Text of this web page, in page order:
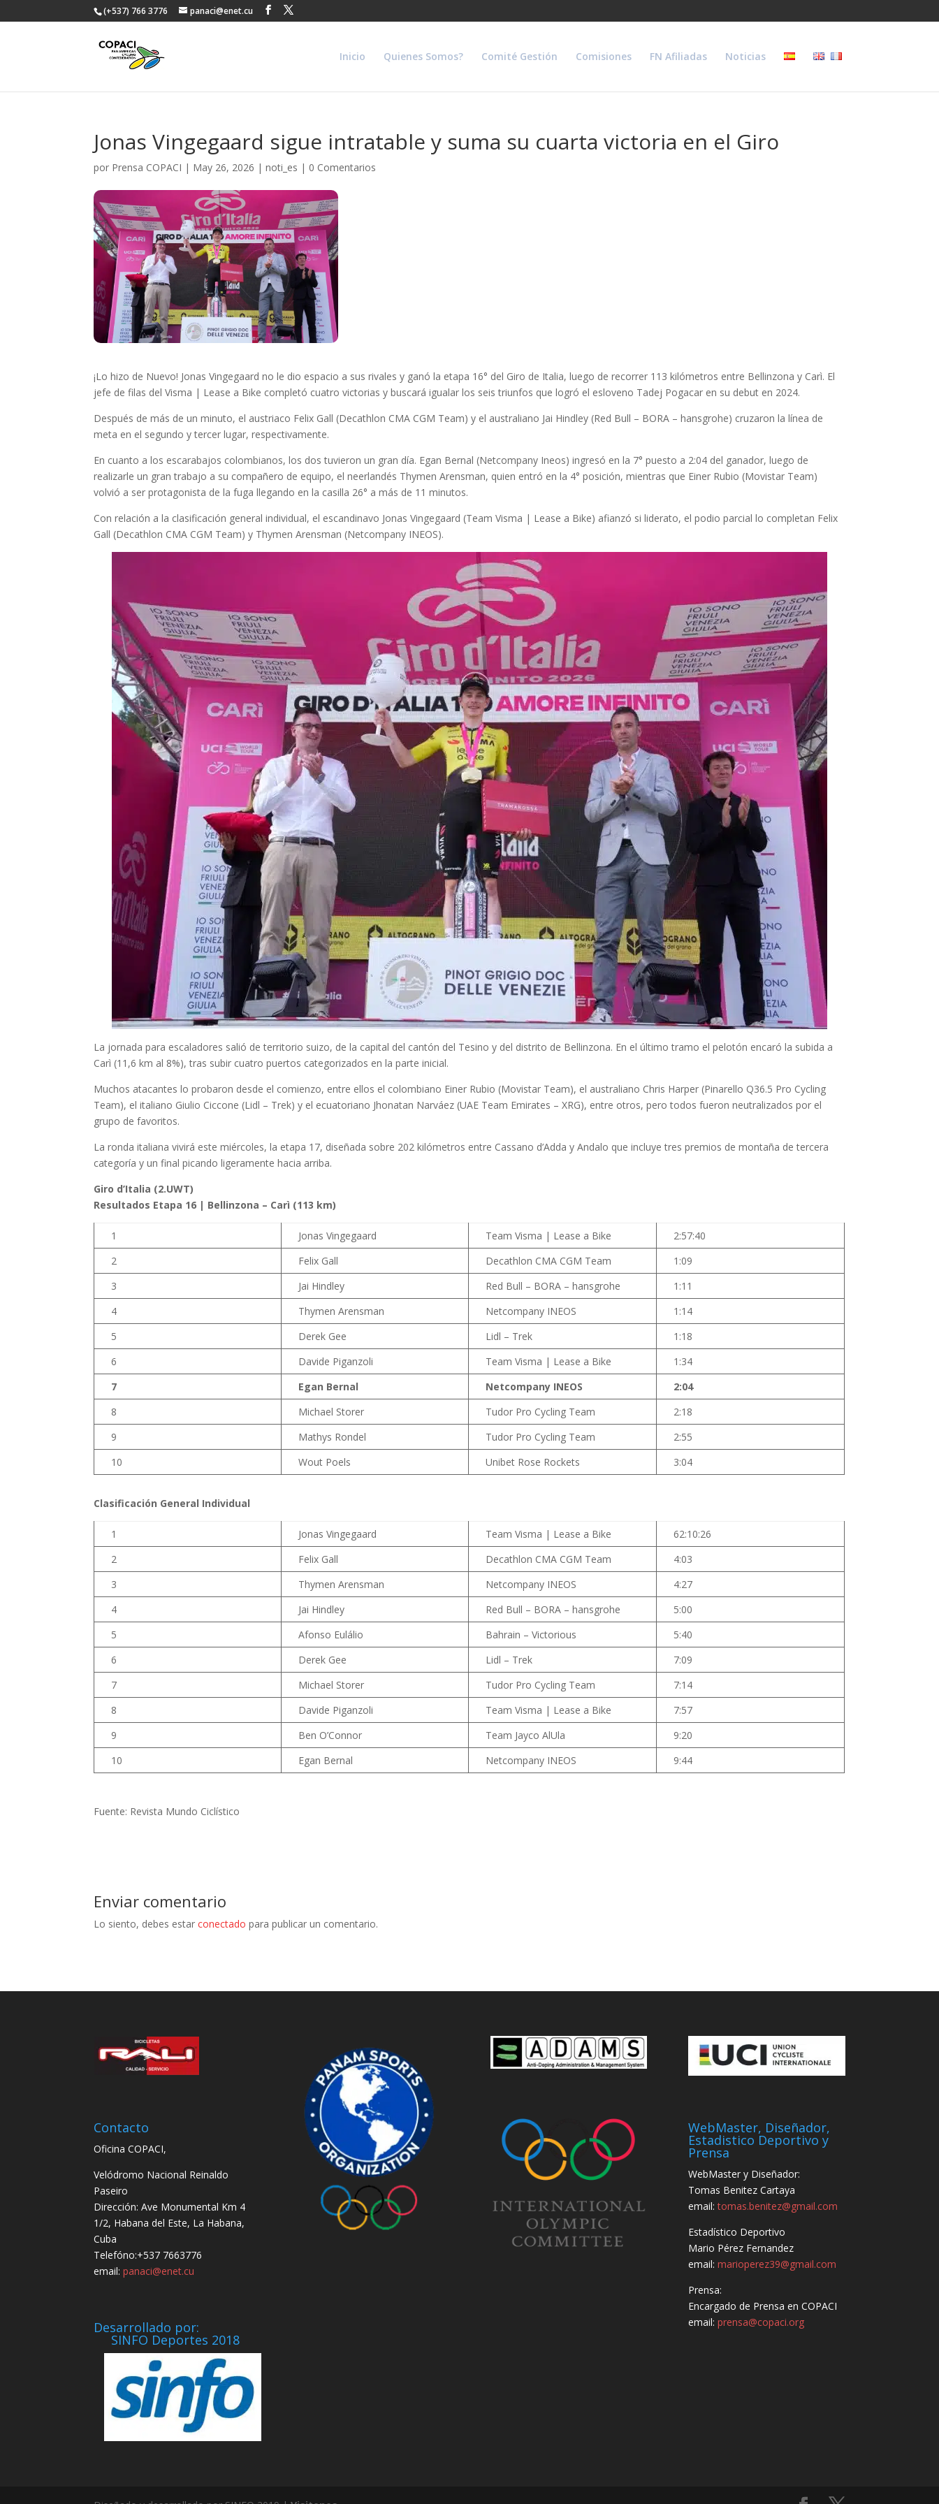
(+537) 766 3776 panaci@enet.cu
Inicio Quienes Somos? Comité Gestión Comisiones FN Afiliadas Noticias
Jonas Vingegaard sigue intratable y suma su cuarta victoria en el Giro
por Prensa COPACI | May 26, 2026 |noti_es | 0 Comentarios
¡Lo hizo de Nuevo! Jonas Vingegaard no le dio espacio a sus rivales y ganó la etapa 16° del Giro de Italia, luego de recorrer 113 kilómetros entre Bellinzona y Carì. El
jefe de filas del Visma | Lease a Bike completó cuatro victorias y buscará igualar los seis triunfos que logró el esloveno Tadej Pogacar en su debut en 2024.
Después de más de un minuto, el austriaco Felix Gall (Decathlon CMA CGM Team) y el australiano Jai Hindley (Red Bull – BORA – hansgrohe) cruzaron la línea de
meta en el segundo y tercer lugar, respectivamente.
En cuanto a los escarabajos colombianos, los dos tuvieron un gran día. Egan Bernal (Netcompany Ineos) ingresó en la 7° puesto a 2:04 del ganador, luego de
realizarle un gran trabajo a su compañero de equipo, el neerlandés Thymen Arensman, quien entró en la 4° posición, mientras que Einer Rubio (Movistar Team)
volvió a ser protagonista de la fuga llegando en la casilla 26° a más de 11 minutos.
Con relación a la clasificación general individual, el escandinavo Jonas Vingegaard (Team Visma | Lease a Bike) afianzó si liderato, el podio parcial lo completan Felix
Gall (Decathlon CMA CGM Team) y Thymen Arensman (Netcompany INEOS).
La jornada para escaladores salió de territorio suizo, de la capital del cantón del Tesino y del distrito de Bellinzona. En el último tramo el pelotón encaró la subida a
Carì (11,6 km al 8%), tras subir cuatro puertos categorizados en la parte inicial.
Muchos atacantes lo probaron desde el comienzo, entre ellos el colombiano Einer Rubio (Movistar Team), el australiano Chris Harper (Pinarello Q36.5 Pro Cycling
Team), el italiano Giulio Ciccone (Lidl – Trek) y el ecuatoriano Jhonatan Narváez (UAE Team Emirates – XRG), entre otros, pero todos fueron neutralizados por el
grupo de favoritos.
La ronda italiana vivirá este miércoles, la etapa 17, diseñada sobre 202 kilómetros entre Cassano d’Adda y Andalo que incluye tres premios de montaña de tercera
categoría y un final picando ligeramente hacia arriba.
Giro d’Italia (2.UWT)
Resultados Etapa 16 | Bellinzona – Carì (113 km)
1 Jonas Vingegaard Team Visma | Lease a Bike
2:57:40
2
Felix Gall Decathlon CMA CGM Team
1:09
3
Jai Hindley Red Bull – BORA – hansgrohe
1:11
4
Thymen Arensman Netcompany INEOS
1:14
5
Derek Gee Lidl – Trek
1:18
6
Davide Piganzoli Team Visma | Lease a Bike
1:34
7
Egan Bernal Netcompany INEOS
2:04
8
Michael Storer Tudor Pro Cycling Team
2:18
9
Mathys Rondel Tudor Pro Cycling Team
2:55
10
Wout Poels Unibet Rose Rockets 3:04
Clasificación General Individual
1 Jonas Vingegaard Team Visma | Lease a Bike
62:10:26
2
Felix Gall Decathlon CMA CGM Team
4:03
3
Thymen Arensman Netcompany INEOS
4:27
4
Jai Hindley Red Bull – BORA – hansgrohe
5:00
5
Afonso Eulálio Bahrain – Victorious
5:40
6
Derek Gee Lidl – Trek
7:09
7
Michael Storer Tudor Pro Cycling Team
7:14
8
Davide Piganzoli Team Visma | Lease a Bike
7:57
9
Ben O’Connor Team Jayco AlUla
9:20
10
Egan Bernal Netcompany INEOS 9:44
Fuente: Revista Mundo Ciclístico
Enviar comentario
Lo siento, debes estarconectado para publicar un comentario.
Contacto
Oficina COPACI,
Velódromo Nacional Reinaldo
Paseiro
Dirección: Ave Monumental Km 4
1/2, Habana del Este, La Habana,
Cuba
Telefóno:+537 7663776
email:panaci@enet.cu
Desarrollado por:
SINFO Deportes 2018
WebMaster, Diseñador,
Estadistico Deportivo y
Prensa
WebMaster y Diseñador:
Tomas Benitez Cartaya
email:tomas.benitez@gmail.com
Estadístico Deportivo
Mario Pérez Fernandez
email:marioperez39@gmail.com
Prensa:
Encargado de Prensa en COPACI
email:prensa@copaci.org